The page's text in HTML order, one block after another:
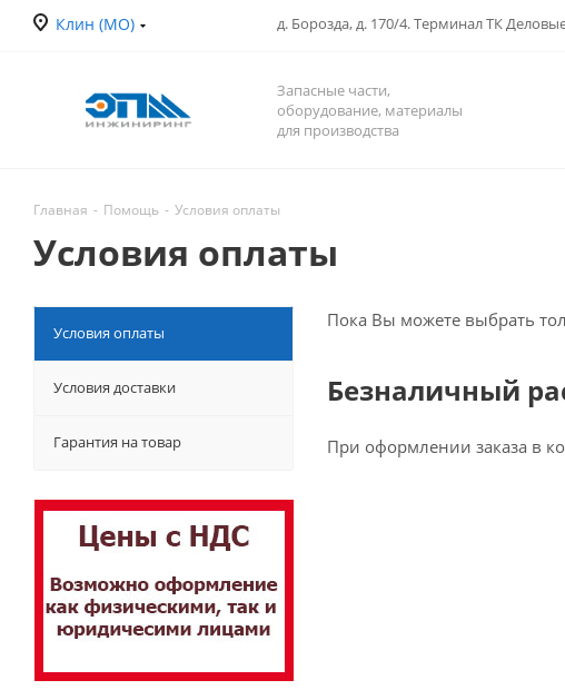
Клин (МО) д. Борозда, д. 170/4. Терминал ТК
Запасные части,
оборудование, материалы
для производства
Главная - Помощь - Условия оплаты
Условия оплаты
Пока Вы можете выбрать
Безналичный
При оформлении заказа в
Условия оплаты
Условия доставки
Гарантия на товар